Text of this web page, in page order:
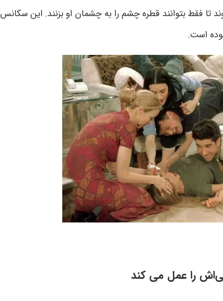
تا فقط بتوانند قطره چشم را به چشمان او بزنند. این سکانس
است.